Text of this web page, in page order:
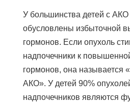
У большинства детей с
обусловлены избыточной
гормонов. Если опухоль
надпочечники к
гормонов, она называется
АКО». У детей 90%
надпочечников являются